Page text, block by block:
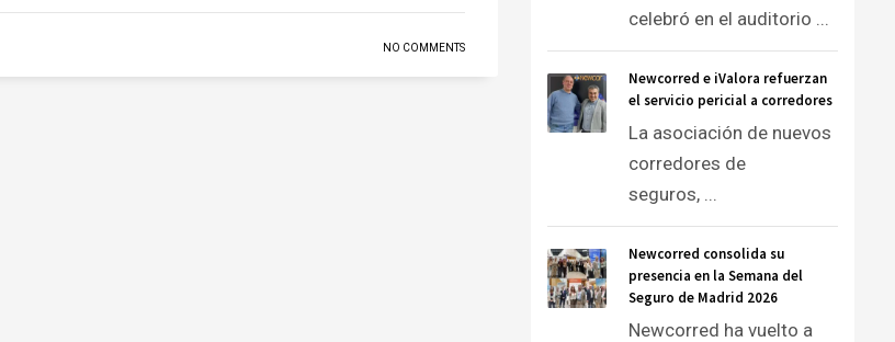
NO COMMENTS
celebró en el auditorio ...
Newcorred e iValora refuerzan
el servicio pericial a corredores
La asociación de nuevos
corredores de
seguros, ...
Newcorred consolida su
presencia en la Semana del
Seguro de Madrid 2026
Newcorred ha vuelto a